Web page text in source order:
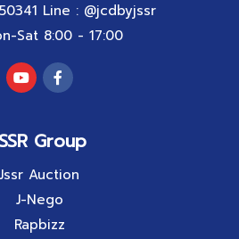
Line : @jcdbyjssr
Sat 8:00 - 17:00
Group
Jssr Auction
J-Nego
Rapbizz